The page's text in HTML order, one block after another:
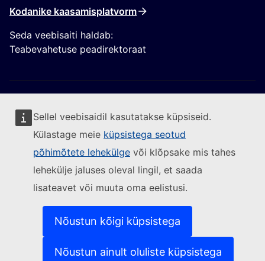
Sellel veebisaidil kasutatakse küpsiseid.
Külastage meie küpsistega seotud
põhimõtete lehekülge või klõpsake mis tahes
lehekülje jaluses oleval lingil, et saada
lisateavet või muuta oma eelistusi.
Nõustun kõigi küpsistega
Nõustun ainult oluliste küpsistega
Kodanike kaasamisplatvorm
Seda veebisaiti haldab:
Teabevahetuse peadirektoraat
Jälgige Euroopa Komisjoni
Võtke meiega ühendust(Välislink)
Teatage turvanõrkusest(Välislink)
Keeled meie veebisaitidel(Välislink)
(Välislink)
Isikuandmete kaitse
Õigusteave (Välislink)